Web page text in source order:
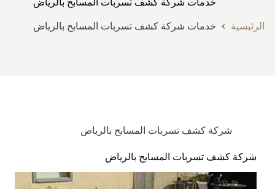
الرئيسية خدمات شركة كشف تسربات المسابح بالرياض
شركة كشف تسربات المسابح بالرياض
شركة كشف تسربات المسابح بالرياض